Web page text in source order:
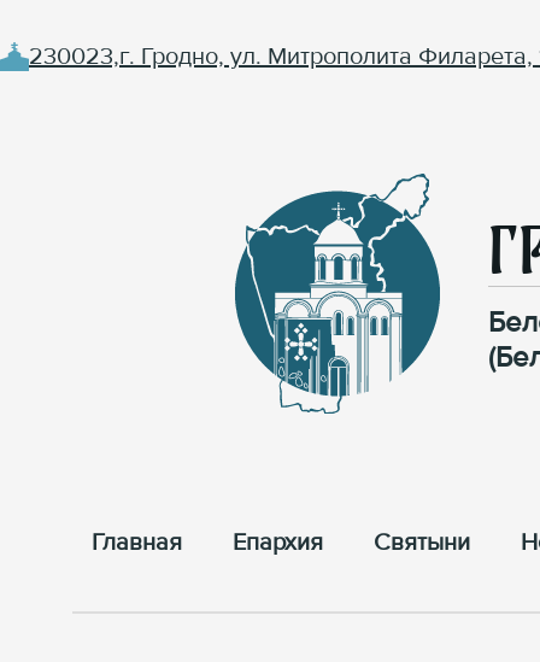
230023,г. Гродно, ул. Митрополита Филарета,
Главная Епархия Cвятыни